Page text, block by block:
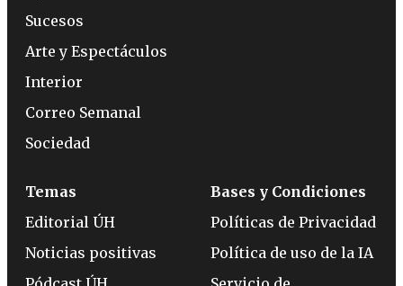
Sucesos
Arte y Espectáculos
Interior
Correo Semanal
Sociedad
Temas
Editorial ÚH
Noticias positivas
Bases y Condiciones
Políticas de Privacidad
Política de uso de la IA